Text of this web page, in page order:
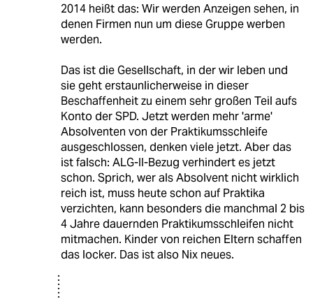
2014 heißt das: Wir werden Anzeigen sehen, in
denen Firmen nun um diese Gruppe werben
werden.
Das ist die Gesellschaft, in der wir leben und
sie geht erstaunlicherweise in dieser
Beschaffenheit zu einem sehr großen Teil aufs
Konto der SPD. Jetzt werden mehr 'arme'
Absolventen von der Praktikumsschleife
ausgeschlossen, denken viele jetzt. Aber das
ist falsch: ALG-II-Bezug verhindert es jetzt
schon. Sprich, wer als Absolvent nicht wirklich
reich ist, muss heute schon auf Praktika
verzichten, kann besonders die manchmal 2 bis
4 Jahre dauernden Praktikumsschleifen nicht
mitmachen. Kinder von reichen Eltern schaffen
das locker. Das ist also Nix neues.